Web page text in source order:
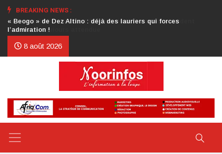
BREAKING NEWS :
Crise au CDP : l’authentification de la lettre du président
d’honneur toujours attendue
8 août 2026